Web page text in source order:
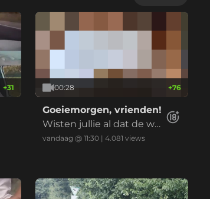
+31 00:28 +76
Goeiemorgen, vrienden!
Wisten jullie al dat de we
ek doormidden is?
vandaag @ 11:30 |4.081 views